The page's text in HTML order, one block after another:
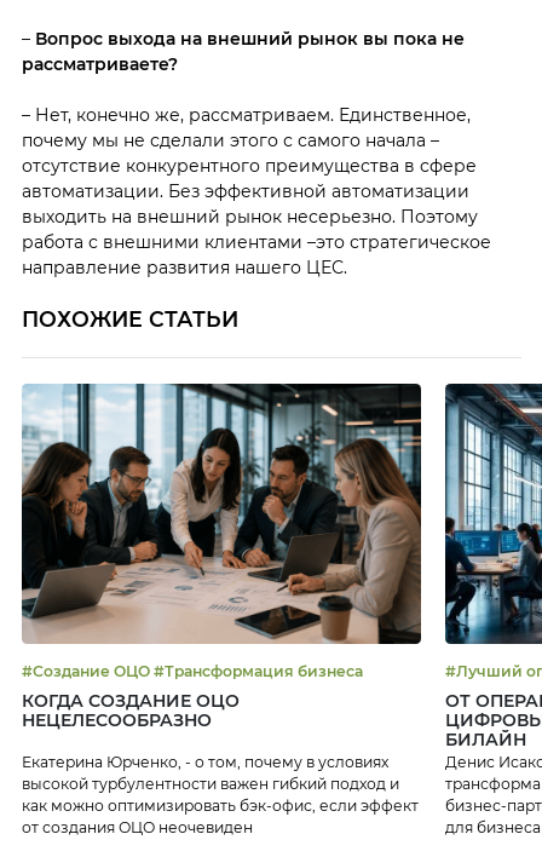
– Вопрос выхода на внешний рынок вы пока не
рассматриваете?
– Нет, конечно же, рассматриваем. Единственное,
почему мы не сделали этого с самого начала –
отсутствие конкурентного преимущества в сфере
автоматизации. Без эффективной автоматизации
выходить на внешний рынок несерьезно. Поэтому
работа с внешними клиентами –это стратегическое
направление развития нашего ЦЕС.
ПОХОЖИЕ СТАТЬИ
#Создание ОЦО #Трансформация бизнеса
КОГДА СОЗДАНИЕ ОЦО
НЕЦЕЛЕСООБРАЗНО
Екатерина Юрченко, - о том, почему в условиях
высокой турбулентности важен гибкий подход и
как можно оптимизировать бэк-офис, если эффект
от создания ОЦО неочевиден
ОТ
БИЛАЙН
Денис
бизнес-
для